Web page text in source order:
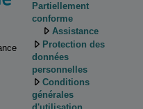
Partiellement
conforme
Assistance
Protection des
données
personnelles
Conditions
générales